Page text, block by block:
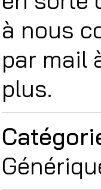
à nous
par mail
plus.